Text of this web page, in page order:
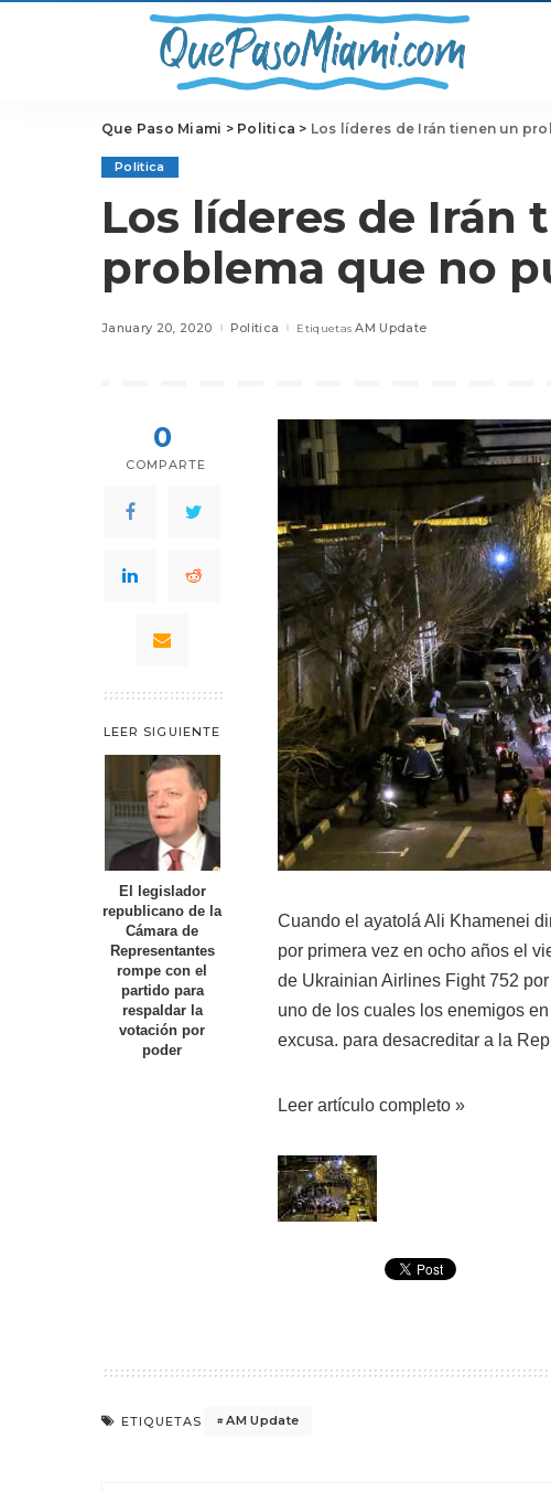
Que Paso Miami > Politica > Los líderes de Irán tienen un
Politica
Los líderes de Irán
problema que no
January 20, 2020 Politica Etiquetas AM Update
0
COMPARTE
LEER SIGUIENTE
El legislador
republicano de la
Cámara de
Representantes
rompe con el
partido para
respaldar la
votación por
poder
Cuando el ayatolá Ali Khamenei
por primera vez en ocho años el
de Ukrainian Airlines Fight 752
uno de los cuales los enemigos
excusa. para desacreditar a la
Leer artículo completo »
ETIQUETAS AM Update